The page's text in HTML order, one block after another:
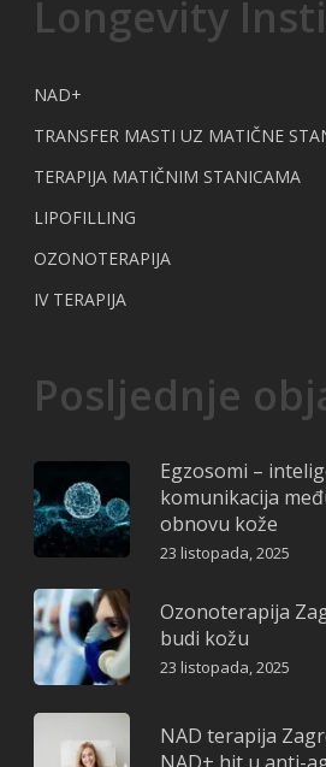
Longevity
NAD+
TRANSFER MASTI UZ MATIČNE
TERAPIJA MATIČNIM STANICAMA
LIPOFILLING
OZONOTERAPIJA
IV TERAPIJA
Posljednje
Egzosomi –
komunikacija
obnovu kože
23 listopada, 2025
Ozonoterapija
budi kožu
23 listopada, 2025
NAD terapija